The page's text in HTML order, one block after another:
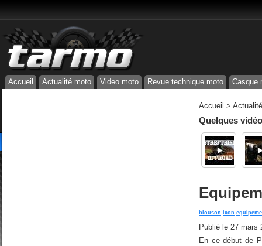
Accueil Actualité moto Video moto Revue technique moto Casque
Accueil >
Quelques
blouson ixon
Publié le 27 mars
En ce début de